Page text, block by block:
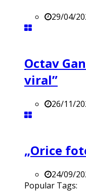
29/04/
Octav
viral”
26/11/
„Orice
24/09/
Popular Tags: